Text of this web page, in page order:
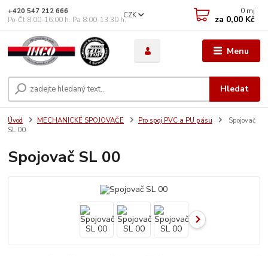
Menu
CZK
Hledat
+420 547 212 666
Po-Čt 8:00-16:00 h. Pa 8:00-13:30 h.
0 mj
za 0,00 Kč
Úvod MECHANICKÉ SPOJOVAČE Pro spoj PVC a PU pásu
Spojovač
SL 00
Spojovač SL 00